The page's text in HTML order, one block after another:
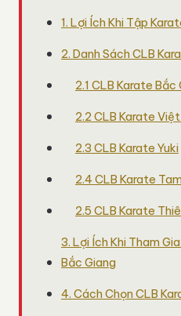
1. Lợi Ích Khi Tập
2. Danh Sách CLB
2.1 CLB Karate Bắc
2.2 CLB Karate
2.3 CLB Karate Yuki
2.4 CLB Karate
2.5 CLB Karate
3. Lợi Ích Khi Tham
Bắc Giang
4. Cách Chọn CLB